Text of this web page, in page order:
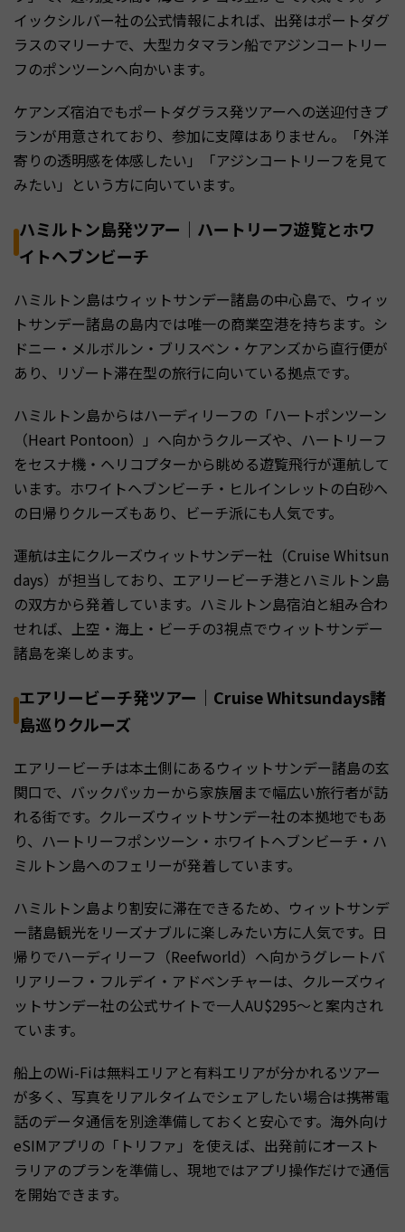
イックシルバー社の公式情報によれば、出発はポートダグ
ラスのマリーナで、大型カタマラン船でアジンコートリー
フのポンツーンへ向かいます。
ケアンズ宿泊でもポートダグラス発ツアーへの送迎付きプ
ランが用意されており、参加に支障はありません。「外洋
寄りの透明感を体感したい」「アジンコートリーフを見て
みたい」という方に向いています。
ハミルトン島発ツアー｜ハートリーフ遊覧とホワ
イトヘブンビーチ
ハミルトン島はウィットサンデー諸島の中心島で、ウィッ
トサンデー諸島の島内では唯一の商業空港を持ちます。シ
ドニー・メルボルン・ブリスベン・ケアンズから直行便が
あり、リゾート滞在型の旅行に向いている拠点です。
ハミルトン島からはハーディリーフの「ハートポンツーン
（Heart Pontoon）」へ向かうクルーズや、ハートリーフ
をセスナ機・ヘリコプターから眺める遊覧飛行が運航して
います。ホワイトヘブンビーチ・ヒルインレットの白砂へ
の日帰りクルーズもあり、ビーチ派にも人気です。
運航は主にクルーズウィットサンデー社（Cruise Whitsun
days）が担当しており、エアリービーチ港とハミルトン島
の双方から発着しています。ハミルトン島宿泊と組み合わ
せれば、上空・海上・ビーチの3視点でウィットサンデー
諸島を楽しめます。
エアリービーチ発ツアー｜Cruise Whitsundays諸
島巡りクルーズ
エアリービーチは本土側にあるウィットサンデー諸島の玄
関口で、バックパッカーから家族層まで幅広い旅行者が訪
れる街です。クルーズウィットサンデー社の本拠地でもあ
り、ハートリーフポンツーン・ホワイトヘブンビーチ・ハ
ミルトン島へのフェリーが発着しています。
ハミルトン島より割安に滞在できるため、ウィットサンデ
ー諸島観光をリーズナブルに楽しみたい方に人気です。日
帰りでハーディリーフ（Reefworld）へ向かうグレートバ
リアリーフ・フルデイ・アドベンチャーは、クルーズウィ
ットサンデー社の公式サイトで一人AU$295〜と案内され
ています。
船上のWi-Fiは無料エリアと有料エリアが分かれるツアー
が多く、写真をリアルタイムでシェアしたい場合は携帯電
話のデータ通信を別途準備しておくと安心です。海外向け
eSIMアプリの「トリファ」を使えば、出発前にオースト
ラリアのプランを準備し、現地ではアプリ操作だけで通信
を開始できます。